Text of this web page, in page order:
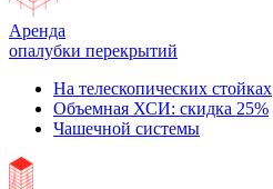
Аренда
опалубки перекрытий
На телескопических стойках
Объемная ХСИ: скидка 25%
Чашечной системы